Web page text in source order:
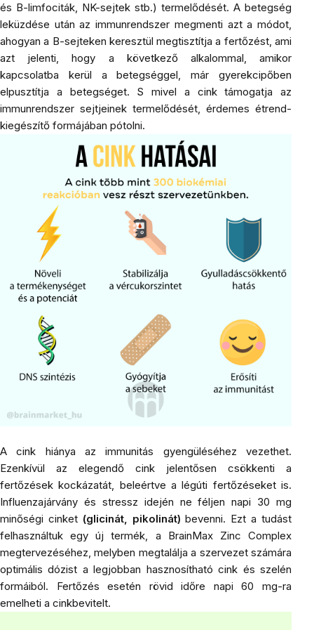
és B-limfociták, NK-sejtek stb.) termelődését. A betegség
leküzdése után az immunrendszer megmenti azt a módot,
ahogyan a B-sejteken keresztül megtisztítja a fertőzést, ami
azt jelenti, hogy a következő alkalommal, amikor
kapcsolatba kerül a betegséggel, már gyerekcipőben
elpusztítja a betegséget. S mivel a cink támogatja az
immunrendszer sejtjeinek termelődését, érdemes étrend-
kiegészítő formájában pótolni.
A cink hiánya az immunitás gyengüléséhez vezethet.
Ezenkívül az elegendő cink jelentősen csökkenti a
fertőzések kockázatát, beleértve a légúti fertőzéseket is.
Influenzajárvány és stressz idején ne féljen napi 30 mg
minőségi cinket (glicinát, pikolinát) bevenni. Ezt a tudást
felhasználtuk egy új termék, a BrainMax Zinc Complex
megtervezéséhez, melyben megtalálja a szervezet számára
optimális dózist a legjobban hasznosítható cink és szelén
formáiból. Fertőzés esetén rövid időre napi 60 mg-ra
emelheti a cinkbevitelt.